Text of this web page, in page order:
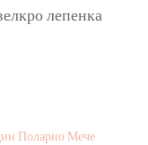
лепенка
Поларно Мече